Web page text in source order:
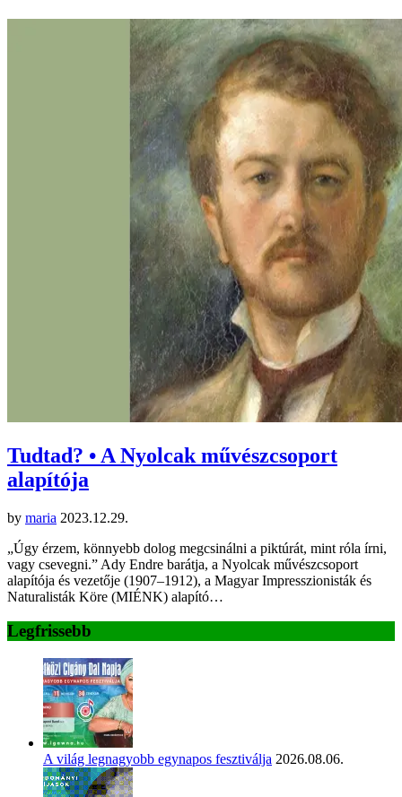
Tudtad? • A Nyolcak művészcsoport
alapítója
by maria 2023.12.29.
„Úgy érzem, könnyebb dolog megcsinálni a piktúrát, mint róla írni,
vagy csevegni.” Ady Endre barátja, a Nyolcak művészcsoport
alapítója és vezetője (1907–1912), a Magyar Impresszionisták és
Naturalisták Köre (MIÉNK) alapító…
Legfrissebb
A világ legnagyobb egynapos fesztiválja 2026.08.06.